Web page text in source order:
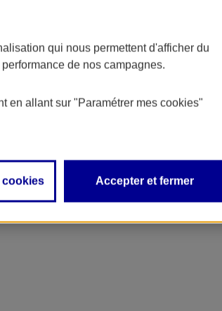
qui nous permettent d'afficher du
de nos campagnes.
en allant sur "Paramétrer mes cookies"
cookies Accepter et fermer